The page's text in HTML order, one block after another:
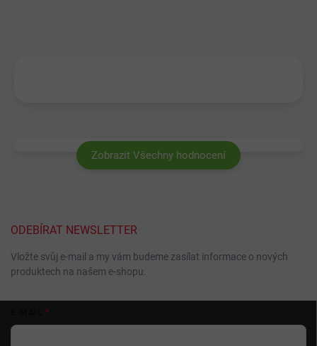
Zobrazit Všechny hodnocení
ODEBÍRAT NEWSLETTER
Vložte svůj e-mail a my vám budeme zasílat informace o nových
produktech na našem e-shopu.